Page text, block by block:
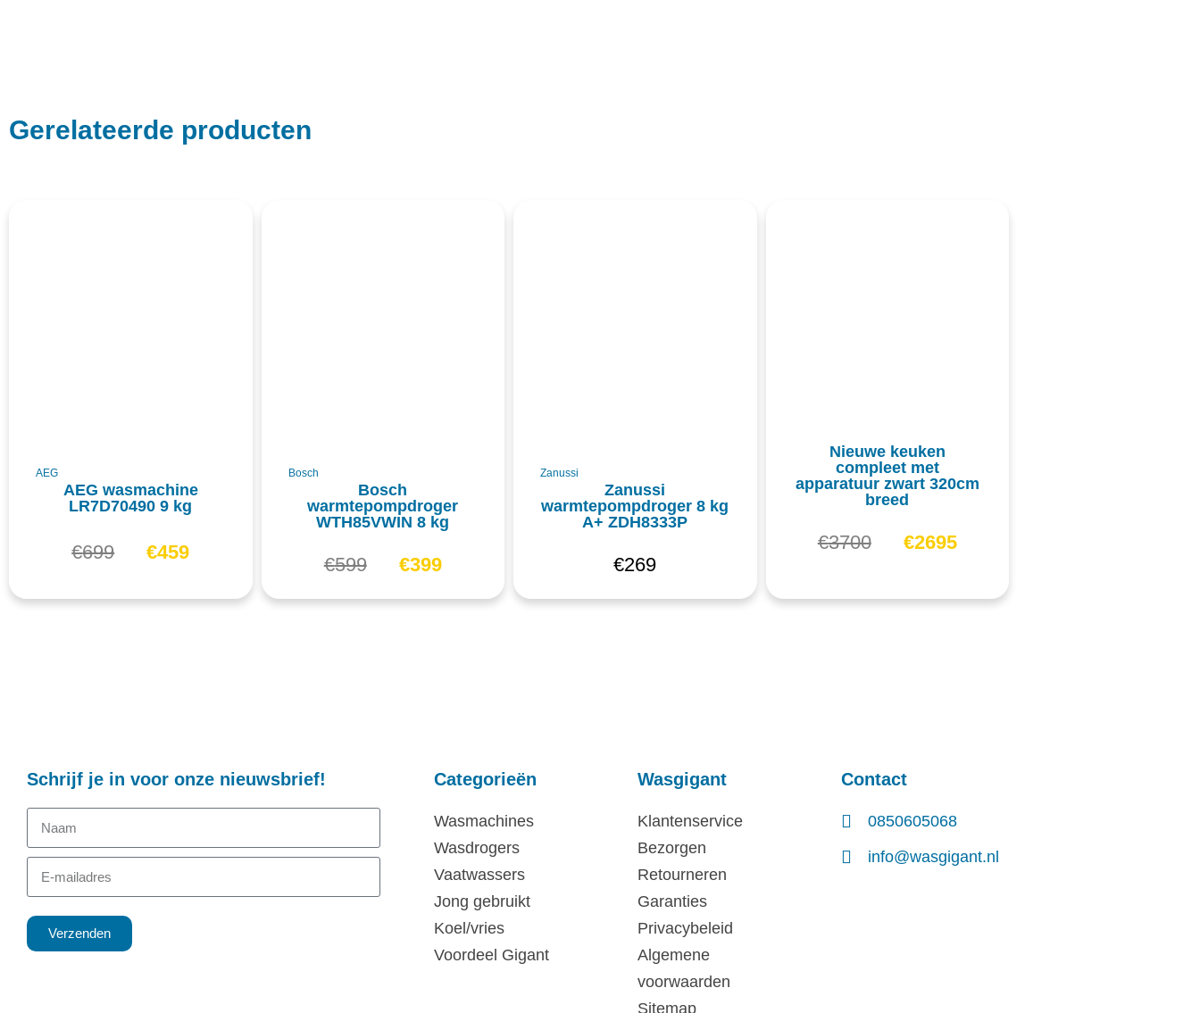
Gerelateerde producten
AEG
AEG wasmachine
LR7D70490 9 kg
€699 €459
Bosch
Bosch
warmtepompdroger
WTH85VWIN 8 kg
€599 €399
Zanussi
Zanussi
warmtepompdroger 8 kg
A+ ZDH8333P
€269
Nieuwe keuken
compleet met
apparatuur zwart 320cm
breed
€3700 €2695
Schrijf je in voor onze nieuwsbrief!
Verzenden
Categorieën
Wasmachines
Wasdrogers
Vaatwassers
Jong gebruikt
Koel/vries
Voordeel Gigant
Wasgigant
Klantenservice
Bezorgen
Retourneren
Garanties
Privacybeleid
Algemene
voorwaarden
Sitemap
Contact
0850605068
info@wasgigant.nl